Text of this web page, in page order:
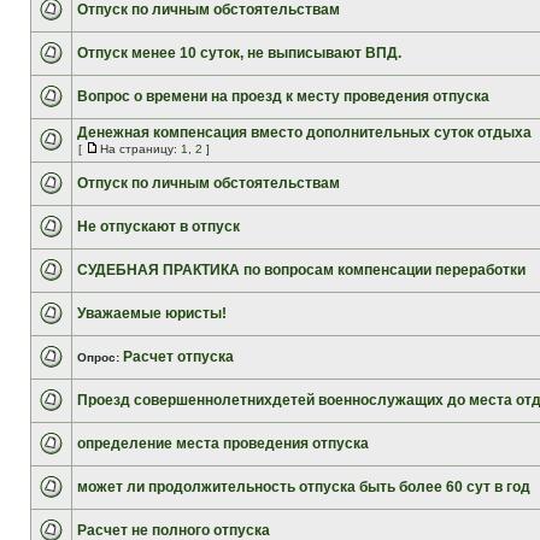
Отпуск по личным обстоятельствам
Отпуск менее 10 суток, не выписывают ВПД.
Вопрос о времени на проезд к месту проведения отпуска
Денежная компенсация вместо дополнительных суток отдыха
[ На страницу: 1 2 ]
Отпуск по личным обстоятельствам
Не отпускают в отпуск
СУДЕБНАЯ ПРАКТИКА по вопросам компенсации переработки
Уважаемые юристы!
Опрос: Расчет отпуска
Проезд совершеннолетнихдетей военнослужащих до места
определение места проведения отпуска
может ли продолжительность отпуска быть более 60 сут в год
Расчет не полного отпуска